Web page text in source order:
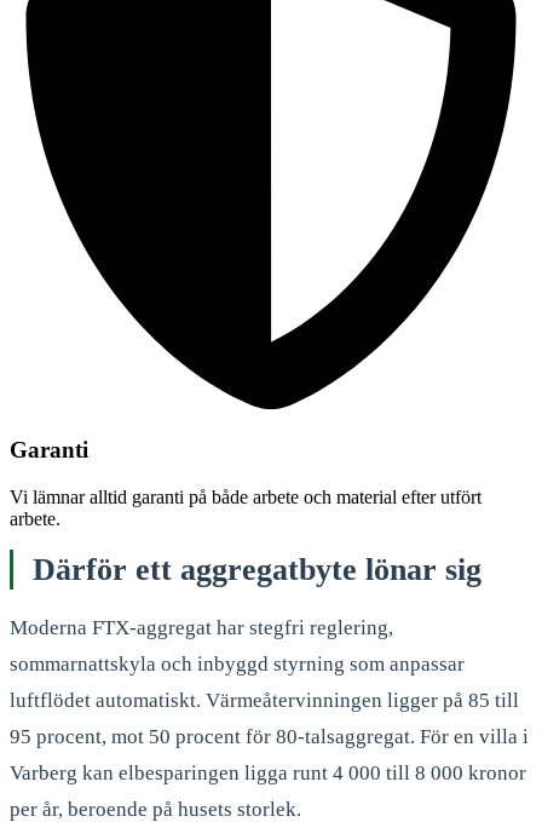
Garanti
Vi lämnar alltid garanti på både arbete och material efter utfört
arbete.
Därför ett aggregatbyte lönar sig
Moderna FTX-aggregat har stegfri reglering,
sommarnattskyla och inbyggd styrning som anpassar
luftflödet automatiskt. Värmeåtervinningen ligger på 85 till
95 procent, mot 50 procent för 80-talsaggregat. För en villa i
Varberg kan elbesparingen ligga runt 4 000 till 8 000 kronor
per år, beroende på husets storlek.